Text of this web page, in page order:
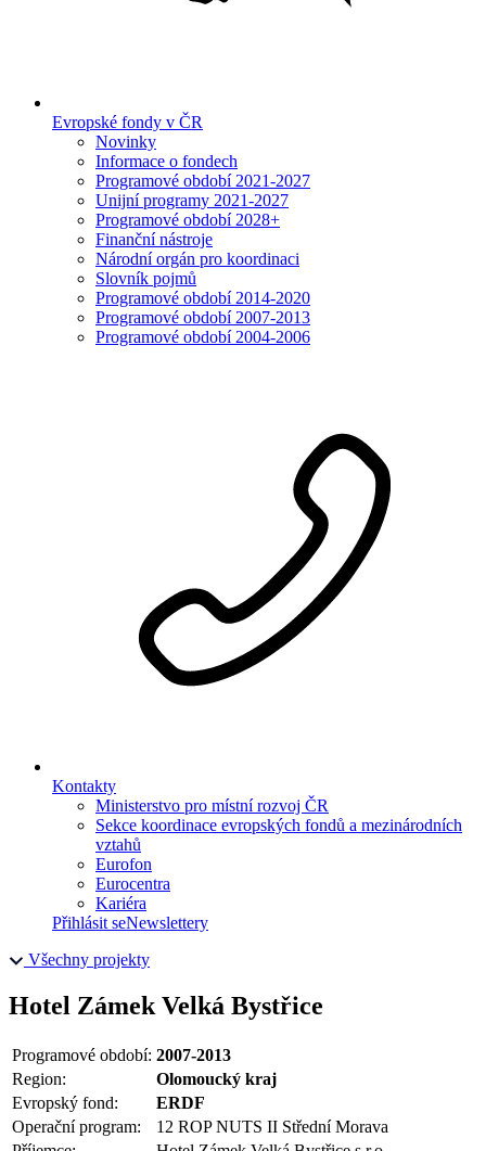
Evropské fondy v ČR
Novinky
Informace o fondech
Programové období 2021-2027
Unijní programy 2021-2027
Programové období 2028+
Finanční nástroje
Národní orgán pro koordinaci
Slovník pojmů
Programové období 2014-2020
Programové období 2007-2013
Programové období 2004-2006
Kontakty
Ministerstvo pro místní rozvoj ČR
Sekce koordinace evropských fondů a mezinárodních
vztahů
Eurofon
Eurocentra
Kariéra
Přihlásit seNewslettery
Všechny projekty
Hotel Zámek Velká Bystřice
Programové období: 2007-2013
Region:
Olomoucký kraj
Evropský fond:
ERDF
Operační program:
12 ROP NUTS II Střední Morava